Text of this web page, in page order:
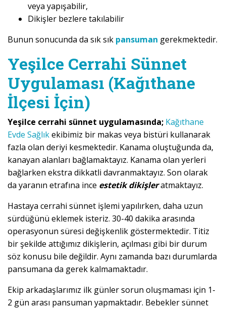
veya yapışabilir,
Dikişler bezlere takılabilir
Bunun sonucunda da sık sık pansuman gerekmektedir.
Yeşilce Cerrahi Sünnet
Uygulaması (Kağıthane
İlçesi İçin)
Yeşilce cerrahi sünnet uygulamasında; Kağıthane
Evde Sağlıkekibimiz bir makas veya bistüri kullanarak
fazla olan deriyi kesmektedir. Kanama oluştuğunda da,
kanayan alanları bağlamaktayız. Kanama olan yerleri
bağlarken ekstra dikkatli davranmaktayız. Son olarak
da yaranın etrafına ince estetik dikişleratmaktayız.
Hastaya cerrahi sünnet işlemi yapılırken, daha uzun
sürdüğünü eklemek isteriz. 30-40 dakika arasında
operasyonun süresi değişkenlik göstermektedir. Titiz
bir şekilde attığımız dikişlerin, açılması gibi bir durum
söz konusu bile değildir. Aynı zamanda bazı durumlarda
pansumana da gerek kalmamaktadır.
Ekip arkadaşlarımız ilk günler sorun oluşmaması için 1-
2 gün arası pansuman yapmaktadır. Bebekler sünnet